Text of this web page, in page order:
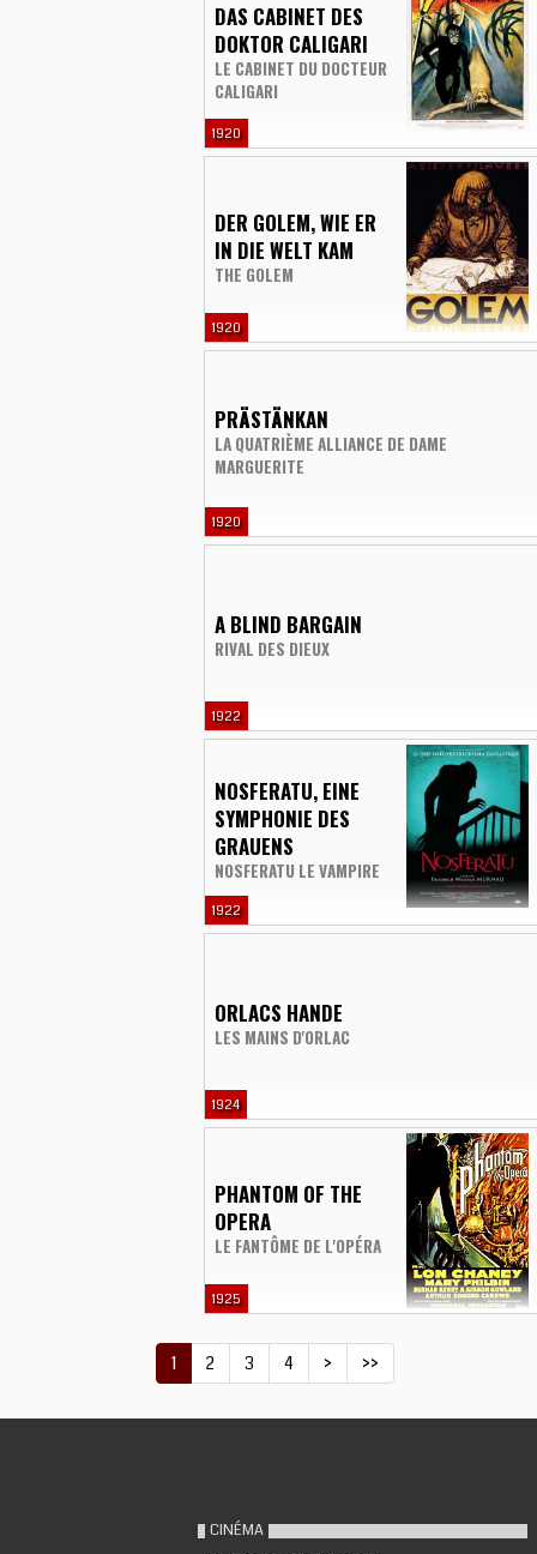
DAS CABINET DES
DOKTOR CALIGARI
LE CABINET DU DOCTEUR
CALIGARI
1920
DER GOLEM, WIE ER
IN DIE WELT KAM
THE GOLEM
1920
PRÄSTÄNKAN
LA QUATRIÈME ALLIANCE DE DAME
MARGUERITE
1920
A BLIND BARGAIN
RIVAL DES DIEUX
1922
NOSFERATU, EINE
SYMPHONIE DES
GRAUENS
NOSFERATU LE VAMPIRE
1922
ORLACS HANDE
LES MAINS D'ORLAC
1924
PHANTOM OF THE
OPERA
LE FANTÔME DE L'OPÉRA
1925
1 2 3 4 > >>
CINÉMA